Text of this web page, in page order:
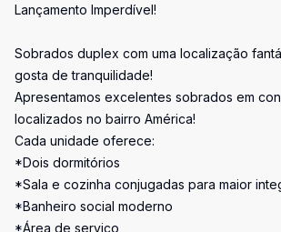
Lançamento Imperdível!
Sobrados duplex com uma localização
gosta de tranquilidade!
Apresentamos excelentes sobrados em
localizados no bairro América!
Cada unidade oferece:
*Dois dormitórios
*Sala e cozinha conjugadas para maior
*Banheiro social moderno
*Área de serviço